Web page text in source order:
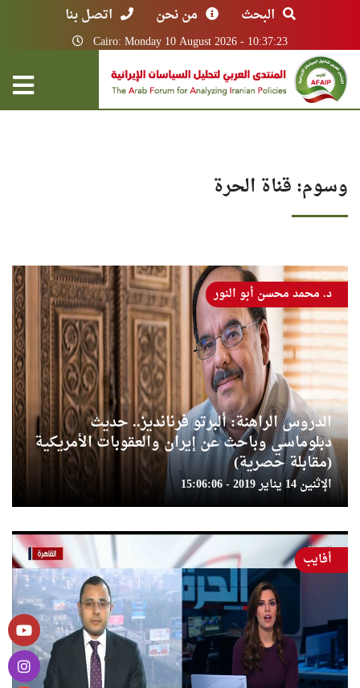
البحث من نحن اتصل بنا
Cairo: Monday 10 August 2026 - 10:37:23
وسوم: قناة الحرة
الدروس الراهنة: ألبرتو فرنانديز.. حديث
دبلوماسي وباحث عن إيران والعقوبات الأمريكية
(مقابلة حصرية)
الإثنين 14 يناير 2019 - 15:06:06
د. محمد محسن أبو النور
أفايب